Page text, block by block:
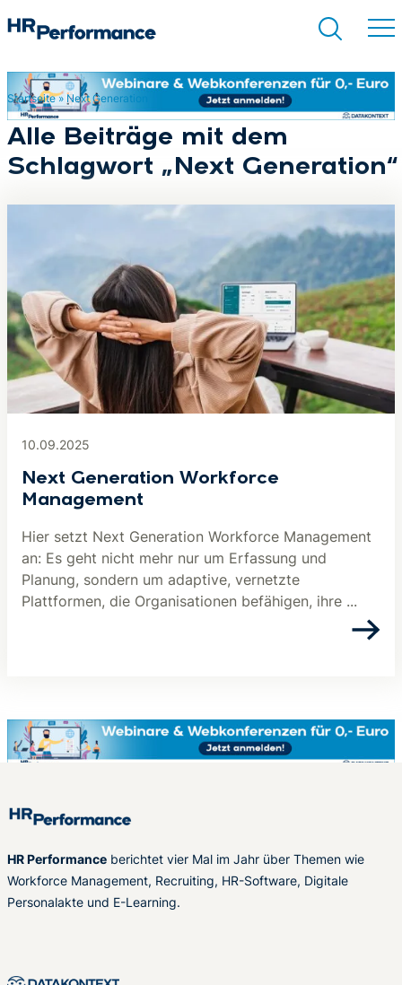
Suchen
Startseite» Next Generation
Alle Beiträge mit dem
Schlagwort „Next Generation“
10.09.2025
Next Generation Workforce
Management
Hier setzt Next Generation Workforce Management
an: Es geht nicht mehr nur um Erfassung und
Planung, sondern um adaptive, vernetzte
Plattformen, die Organisationen befähigen, ihre ...
HR Performance berichtet vier Mal im Jahr über Themen wie
Workforce Management, Recruiting, HR-Software, Digitale
Personalakte und E-Learning.